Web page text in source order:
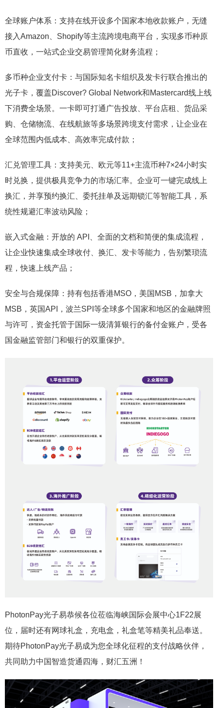
全球账户体系：支持在线开设多个国家本地收款账户，无缝
接入Amazon、Shopify等主流跨境电商平台，实现多币种原
币直收，一站式企业交易管理简化财务流程；
多币种企业支付卡：与国际知名卡组织及发卡行联合推出的
光子卡，覆盖Discover? Global Network和Mastercard线上线
下消费全场景。一卡即可打通广告投放、平台店租、货品采
购、仓储物流、在线航旅等多场景跨境支付需求，让企业在
全球范围内低成本、高效率完成付款；
汇兑管理工具：支持美元、欧元等11+主流币种7×24小时实
时兑换，提供极具竞争力的市场汇率。企业可一键完成线上
换汇，并享预约换汇、委托挂单及远期锁汇等智能工具，系
统性规避汇率波动风险；
嵌入式金融：开放的 API、全面的文档和简便的集成流程，
让企业快速集成全球收付、换汇、发卡等能力，告别繁琐流
程，快速上线产品；
安全与合规保障：持有包括香港MSO，美国MSB，加拿大
MSB，英国API，波兰SPI等全球多个国家和地区的金融牌照
与许可，资金托管于国际一级清算银行的备付金账户，受各
国金融监管部门和银行的双重保护。
PhotonPay光子易恭候各位莅临海峡国际会展中心1F22展
位，届时还有网球礼盒，充电盒，礼盒笔等精美礼品奉送。
期待PhotonPay光子易成为您全球化征程的支付战略伙伴，
共同助力中国智造货通四海，财汇五洲！